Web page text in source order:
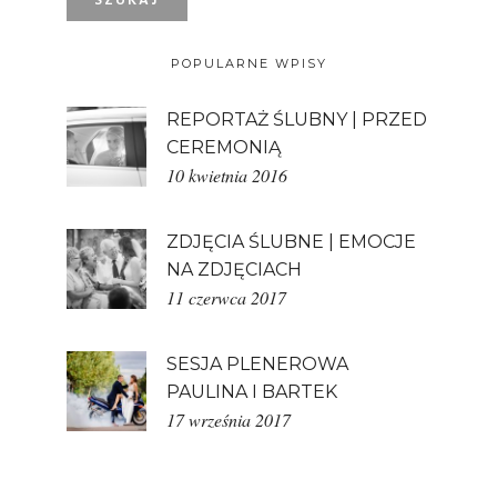
POPULARNE WPISY
REPORTAŻ ŚLUBNY | PRZED
CEREMONIĄ
10 kwietnia 2016
ZDJĘCIA ŚLUBNE | EMOCJE
NA ZDJĘCIACH
11 czerwca 2017
SESJA PLENEROWA
PAULINA I BARTEK
17 września 2017